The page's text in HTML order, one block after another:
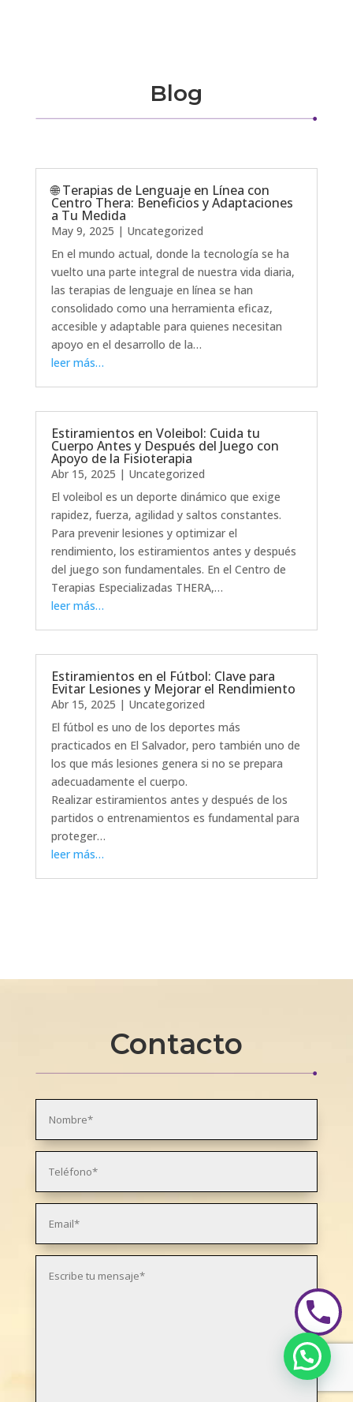
Blog
🌐 Terapias de Lenguaje en Línea con
Centro Thera: Beneficios y Adaptaciones
a Tu Medida
May 9, 2025 | Uncategorized
En el mundo actual, donde la tecnología se ha
vuelto una parte integral de nuestra vida diaria,
las terapias de lenguaje en línea se han
consolidado como una herramienta eficaz,
accesible y adaptable para quienes necesitan
apoyo en el desarrollo de la…
leer más…
Estiramientos en Voleibol: Cuida tu
Cuerpo Antes y Después del Juego con
Apoyo de la Fisioterapia
Abr 15, 2025 | Uncategorized
El voleibol es un deporte dinámico que exige
rapidez, fuerza, agilidad y saltos constantes.
Para prevenir lesiones y optimizar el
rendimiento, los estiramientos antes y después
del juego son fundamentales. En el Centro de
Terapias Especializadas THERA,…
leer más…
Estiramientos en el Fútbol: Clave para
Evitar Lesiones y Mejorar el Rendimiento
Abr 15, 2025 | Uncategorized
El fútbol es uno de los deportes más
practicados en El Salvador, pero también uno de
los que más lesiones genera si no se prepara
adecuadamente el cuerpo.
Realizar estiramientos antes y después de los
partidos o entrenamientos es fundamental para
proteger…
leer más…
Contacto